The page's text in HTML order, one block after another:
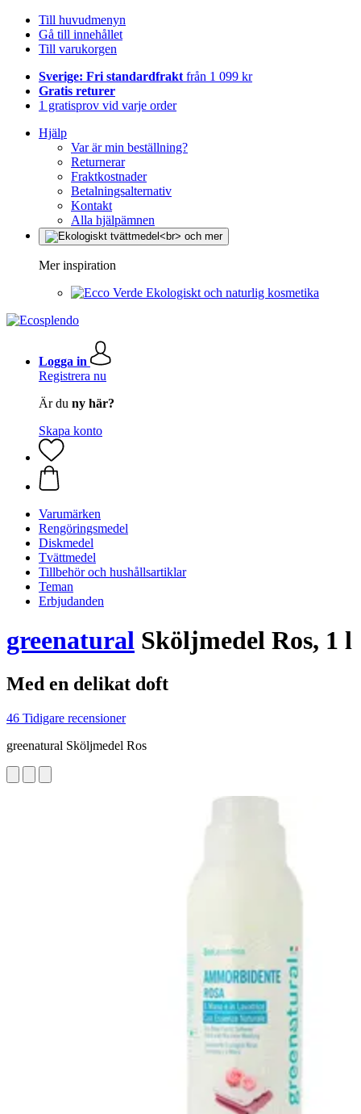
Till huvudmenyn
Gå till innehållet
Till varukorgen
Sverige: Fri standardfrakt från 1 099 kr
Gratis returer
1 gratisprov vid varje order
Hjälp
Var är min beställning?
Returnerar
Fraktkostnader
Betalningsalternativ
Kontakt
Alla hjälpämnen
Mer inspiration
Ekologiskt och naturlig kosmetika
Logga in
Registrera nu
Är du ny här?
Skapa konto
Varumärken
Rengöringsmedel
Diskmedel
Tvättmedel
Tillbehör och hushållsartiklar
Teman
Erbjudanden
greenatural Sköljmedel Ros, 1 l
Med en delikat doft
46 Tidigare recensioner
greenatural Sköljmedel Ros